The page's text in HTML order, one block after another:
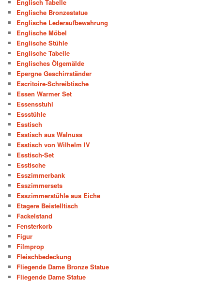
Englisch Tabelle
Englische Bronzestatue
Englische Lederaufbewahrung
Englische Möbel
Englische Stühle
Englische Tabelle
Englisches Ölgemälde
Epergne Geschirrständer
Escritoire-Schreibtische
Essen Warmer Set
Essensstuhl
Essstühle
Esstisch
Esstisch aus Walnuss
Esstisch von Wilhelm IV
Esstisch-Set
Esstische
Esszimmerbank
Esszimmersets
Esszimmerstühle aus Eiche
Etagere Beistelltisch
Fackelstand
Fensterkorb
Figur
Filmprop
Fleischbedeckung
Fliegende Dame Bronze Statue
Fliegende Dame Statue